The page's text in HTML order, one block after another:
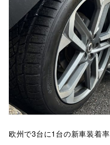
欧州で3台に1台の新車装着率